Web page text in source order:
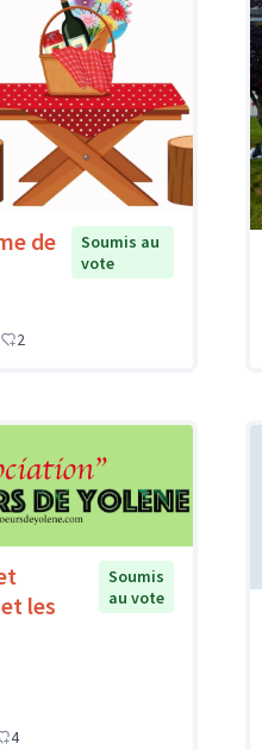
de
Soumis au
vote
2
les
Soumis
au vote
4